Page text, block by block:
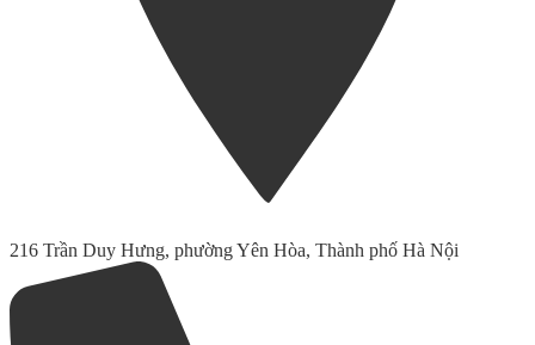
216 Trần Duy Hưng, phường Yên Hòa, Thành phố Hà Nội